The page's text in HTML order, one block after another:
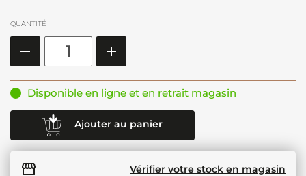
QUANTITÉ
Disponible en ligne et en retrait magasin
Ajouter au panier
Vérifier votre stock en magasin